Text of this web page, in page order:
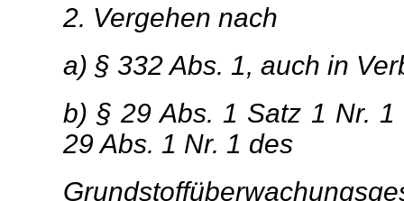
2. Vergehen nach
a) § 332 Abs. 1, auch in
b) § 29 Abs. 1 Satz 1 Nr.
29 Abs. 1 Nr. 1 des